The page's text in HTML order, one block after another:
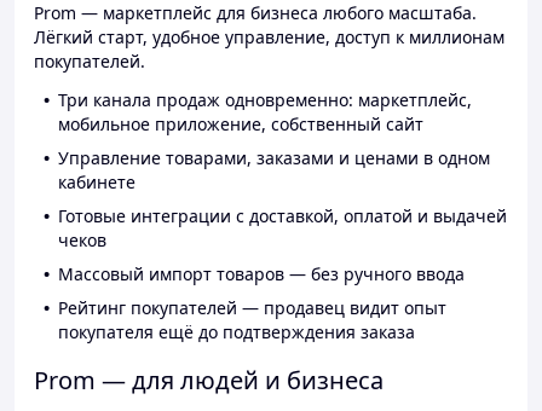
Prom — маркетплейс для бизнеса любого масштаба.
Лёгкий старт, удобное управление, доступ к миллионам
покупателей.
Три канала продаж одновременно: маркетплейс,
мобильное приложение, собственный сайт
Управление товарами, заказами и ценами в одном
кабинете
Готовые интеграции с доставкой, оплатой и выдачей
чеков
Массовый импорт товаров — без ручного ввода
Рейтинг покупателей — продавец видит опыт
покупателя ещё до подтверждения заказа
Prom — для людей и бизнеса